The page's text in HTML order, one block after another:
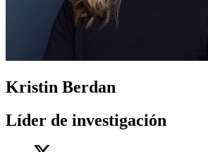
Kristin Berdan
Líder de investigación